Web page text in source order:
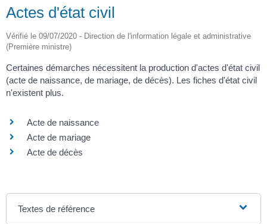
Actes d'état civil
Vérifié le 09/07/2020 - Direction de l'information légale et administrative
(Première ministre)
Certaines démarches nécessitent la production d'actes d'état civil
(acte de naissance, de mariage, de décès). Les fiches d'état civil
n'existent plus.
Acte de naissance
Acte de mariage
Acte de décès
Textes de référence